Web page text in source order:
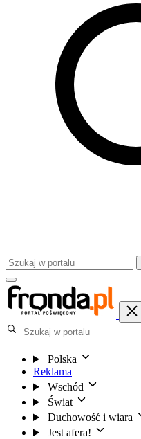
Polska
Reklama
Wschód
Świat
Duchowość i wiara
Jest afera!